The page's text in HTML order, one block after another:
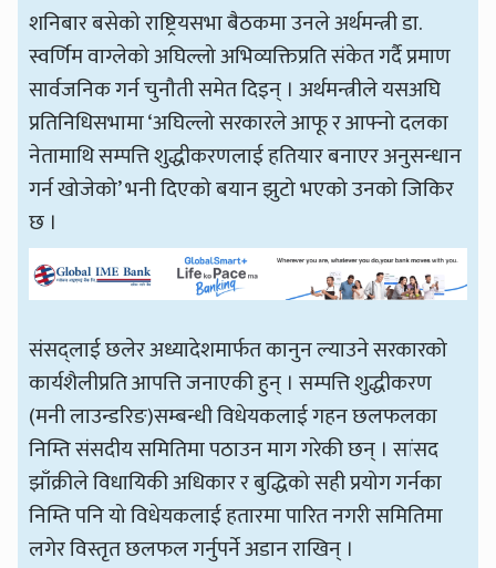
शनिबार बसेको राष्ट्रियसभा बैठकमा उनले अर्थमन्त्री डा.
स्वर्णिम वाग्लेको अघिल्लो अभिव्यक्तिप्रति संकेत गर्दै प्रमाण
सार्वजनिक गर्न चुनौती समेत दिइन् । अर्थमन्त्रीले यसअघि
प्रतिनिधिसभामा ‘अघिल्लो सरकारले आफू र आफ्नो दलका
नेतामाथि सम्पत्ति शुद्धीकरणलाई हतियार बनाएर अनुसन्धान
गर्न खोजेको’ भनी दिएको बयान झुटो भएको उनको जिकिर
छ ।
संसद्लाई छलेर अध्यादेशमार्फत कानुन ल्याउने सरकारको
कार्यशैलीप्रति आपत्ति जनाएकी हुन् । सम्पत्ति शुद्धीकरण
(मनी लाउन्डरिङ)सम्बन्धी विधेयकलाई गहन छलफलका
निम्ति संसदीय समितिमा पठाउन माग गरेकी छन् । सांसद
झाँक्रीले विधायिकी अधिकार र बुद्धिको सही प्रयोग गर्नका
निम्ति पनि यो विधेयकलाई हतारमा पारित नगरी समितिमा
लगेर विस्तृत छलफल गर्नुपर्ने अडान राखिन् ।